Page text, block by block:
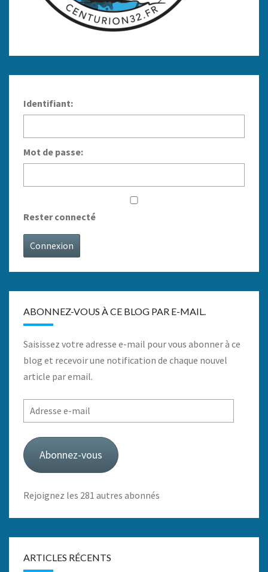
Identifiant:
Mot de passe:
Rester connecté
Connexion
ABONNEZ-VOUS À CE BLOG PAR E-MAIL.
Saisissez votre adresse e-mail pour vous abonner à ce
blog et recevoir une notification de chaque nouvel
article par email.
Adresse
e-
mail
Abonnez-vous
Rejoignez les 281 autres abonnés
ARTICLES RÉCENTS